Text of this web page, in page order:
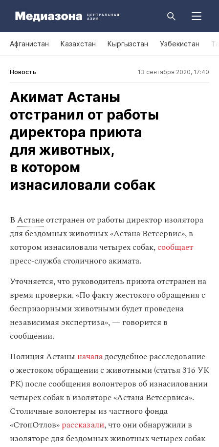
Афганистан Казахстан Кыргызстан Узбекистан
Новость 13 сентября 2020, 17:40
Акимат Астаны
отстранил от работы
директора приюта
для животных,
в котором
изнасиловали собак
ВАстанеотстранен от работы директор изолятора
для бездомных животных «Астана Ветсервис», в
котором изнасиловали четырех собак,сообщает
пресс-служба столичного акимата.
Уточняется, что руководитель приюта отстранен на
время проверки. «По факту жестокого обращения с
беспризорными животными будет проведена
независимая экспертиза», — говорится в
сообщении.
Полиция Астаны началадосудебное расследование
о жестоком обращении с животными (статья 316 УК
РК) после сообщения волонтеров об изнасиловании
четырех собак в изоляторе «Астана Ветсервиса».
Столичные волонтеры из частного фонда
«СтопОтлов»рассказали, что они обнаружили в
изоляторе для бездомных животных четырех собак